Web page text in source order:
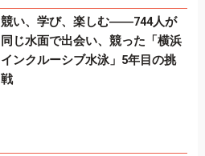
競い、学び、楽しむ――744人が
同じ水面で出会い、競った「横浜
インクルーシブ水泳」5年目の挑
戦